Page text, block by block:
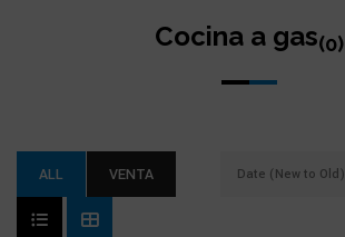
Cocina a gas(0)
ALL VENTA Date (New to Old)